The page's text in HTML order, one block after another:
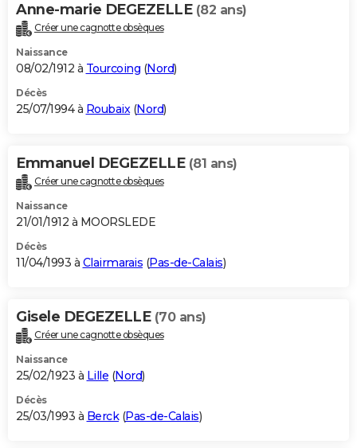
Anne-marie DEGEZELLE (82 ans)
Créer une cagnotte obsèques
Naissance
08/02/1912 à Tourcoing (Nord)
Décès
25/07/1994 à Roubaix(Nord)
Emmanuel DEGEZELLE (81 ans)
Créer une cagnotte obsèques
Naissance
21/01/1912 à MOORSLEDE
Décès
11/04/1993 à Clairmarais (Pas-de-Calais)
Gisele DEGEZELLE (70 ans)
Créer une cagnotte obsèques
Naissance
25/02/1923 à Lille (Nord)
Décès
25/03/1993 à Berck(Pas-de-Calais)